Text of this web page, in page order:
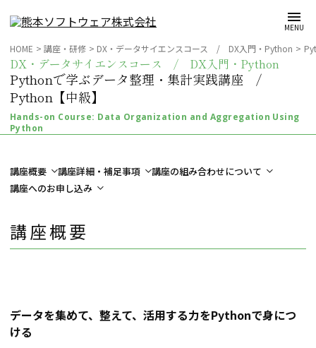
MENU
HOME 講座・研修 DX・データサイエンスコース / DX入門・Python
DX・データサイエンスコース / DX入門・Python
Pythonで学ぶデータ整理・集計実践講座 /
Python【中級】
Hands-on Course: Data Organization and Aggregation Using
Python
講座概要 講座詳細・補足事項
講座の組み合わせについて
講座へのお申し込み
講座概要
データを集めて、整えて、活用する力をPythonで身につ
ける